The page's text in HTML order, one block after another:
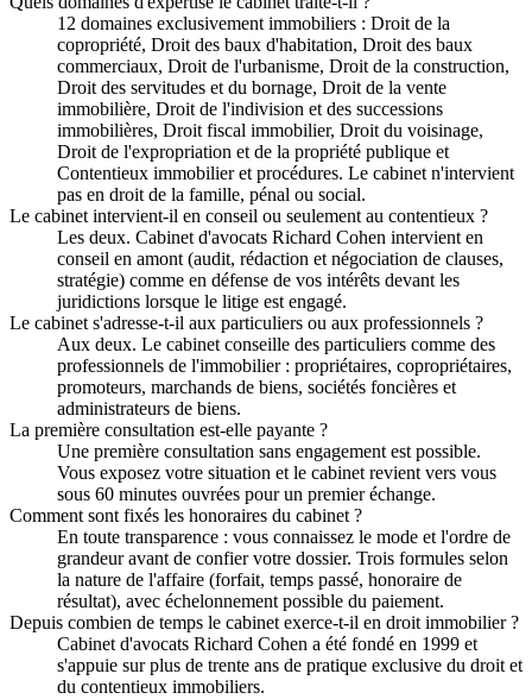
12 domaines exclusivement immobiliers : Droit de la
copropriété, Droit des baux d'habitation, Droit des baux
commerciaux, Droit de l'urbanisme, Droit de la construction,
Droit des servitudes et du bornage, Droit de la vente
immobilière, Droit de l'indivision et des successions
immobilières, Droit fiscal immobilier, Droit du voisinage,
Droit de l'expropriation et de la propriété publique et
Contentieux immobilier et procédures. Le cabinet n'intervient
pas en droit de la famille, pénal ou social.
Le cabinet intervient-il en conseil ou seulement au contentieux ?
Les deux. Cabinet d'avocats Richard Cohen intervient en
conseil en amont (audit, rédaction et négociation de clauses,
stratégie) comme en défense de vos intérêts devant les
juridictions lorsque le litige est engagé.
Le cabinet s'adresse-t-il aux particuliers ou aux professionnels ?
Aux deux. Le cabinet conseille des particuliers comme des
professionnels de l'immobilier : propriétaires, copropriétaires,
promoteurs, marchands de biens, sociétés foncières et
administrateurs de biens.
La première consultation est-elle payante ?
Une première consultation sans engagement est possible.
Vous exposez votre situation et le cabinet revient vers vous
sous 60 minutes ouvrées pour un premier échange.
Comment sont fixés les honoraires du cabinet ?
En toute transparence : vous connaissez le mode et l'ordre de
grandeur avant de confier votre dossier. Trois formules selon
la nature de l'affaire (forfait, temps passé, honoraire de
résultat), avec échelonnement possible du paiement.
Depuis combien de temps le cabinet exerce-t-il en droit immobilier ?
Cabinet d'avocats Richard Cohen a été fondé en 1999 et
s'appuie sur plus de trente ans de pratique exclusive du droit et
du contentieux immobiliers.